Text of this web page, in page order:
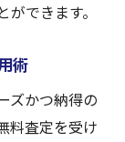
できます。
術
ズかつ納得の
料査定を受け